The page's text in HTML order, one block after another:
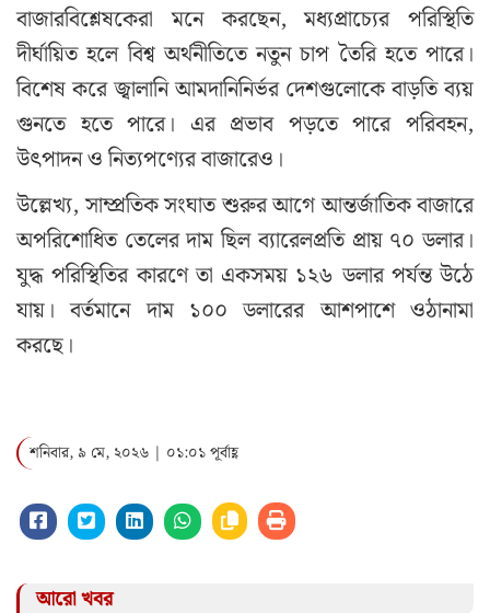
বাজারবিশ্লেষকেরা মনে করছেন, মধ্যপ্রাচ্যের পরিস্থিতি
দীর্ঘায়িত হলে বিশ্ব অর্থনীতিতে নতুন চাপ তৈরি হতে পারে।
বিশেষ করে জ্বালানি আমদানিনির্ভর দেশগুলোকে বাড়তি ব্যয়
গুনতে হতে পারে। এর প্রভাব পড়তে পারে পরিবহন,
উৎপাদন ও নিত্যপণ্যের বাজারেও।
উল্লেখ্য, সাম্প্রতিক সংঘাত শুরুর আগে আন্তর্জাতিক বাজারে
অপরিশোধিত তেলের দাম ছিল ব্যারেলপ্রতি প্রায় ৭০ ডলার।
যুদ্ধ পরিস্থিতির কারণে তা একসময় ১২৬ ডলার পর্যন্ত উঠে
যায়। বর্তমানে দাম ১০০ ডলারের আশপাশে ওঠানামা
করছে।
শনিবার, ৯ মে, ২০২৬ | ০১:০১ পূর্বাহ্ণ
আরো খবর